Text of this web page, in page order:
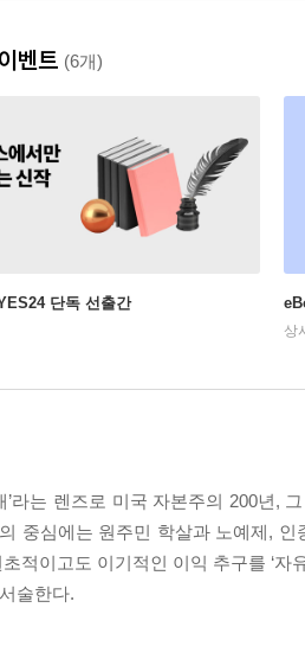
벤트 (6개)
단독 선출간
상
’라는 렌즈로 미국 자본주의 200년,
중심에는 원주민 학살과 노예제,
적이고도 이기적인 이익 추구를 ‘
술한다.